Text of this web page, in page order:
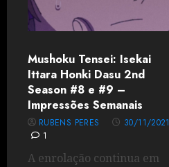
Mushoku Tensei: Isekai
Ittara Honki Dasu 2nd
Season #8 e #9 –
Impressões Semanais
RUBENS PERES
30/11/2021
1
A enrolação continua em